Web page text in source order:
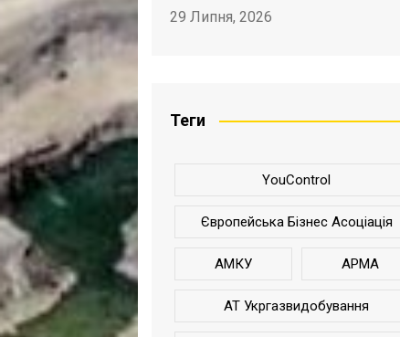
29 Липня, 2026
Теги
YouControl
Європейська Бізнес Асоціація
АМКУ АРМА
АТ Укргазвидобування